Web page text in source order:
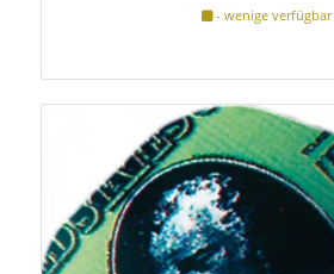
- wenige verfügbar